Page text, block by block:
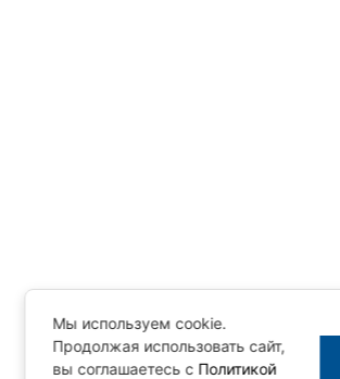
Мы используем cookie.
Продолжая использовать сайт,
вы соглашаетесь с Политикой